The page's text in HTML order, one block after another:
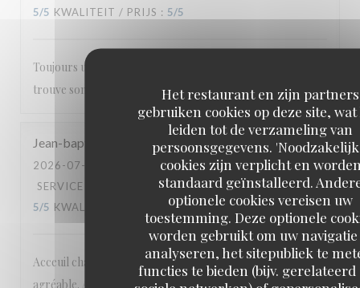
Het restaurant en zijn partners
gebruiken cookies op deze site,
leiden tot de verzameling van
persoonsgegevens.
cookies zijn verplicht en
standaard geïnstalleerd.
optionele cookies vereisen uw
toestemming. Deze optionele
worden gebruikt om uw
analyseren, het sitepubliek te
functies te bieden (bijv. gerelateerd
5/5 KWALITEIT / PRIJS : 5/5
Toujours un bon accueil et une carte où tout le monde
trouve son bonheur.
Jean-baptiste
2026-07-17
- 20:00 - GASTEN 2
SERVICE
ATMOSFEER: 5/5 KEUKEN:
5/5 KWALITEIT / PRIJS 5/5
Acceuil chaleureux et excellentes prestations. Cadre
agréable. A recommander